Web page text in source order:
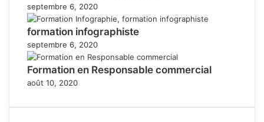
septembre 6, 2020
formation infographiste
septembre 6, 2020
Formation en Responsable commercial
août 10, 2020